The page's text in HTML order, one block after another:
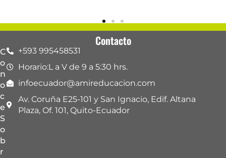
C
o
n
o
c
e
S
o
b
r
Contacto
+593 995458531
Horario:L a V de 9 a 5:30 hrs.
infoecuador@amireducacion.com
Av. Coruña E25-101 y San Ignacio, Edif. Altana
Plaza, Of. 101, Quito-Ecuador